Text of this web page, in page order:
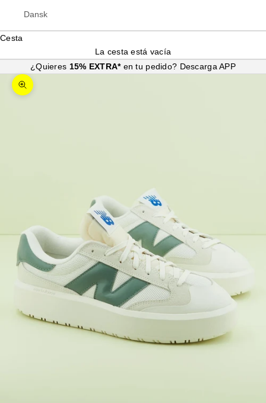
Dansk
Cesta
La cesta está vacía
¿Quieres 15% EXTRA* en tu pedido? Descarga APP
Zoom